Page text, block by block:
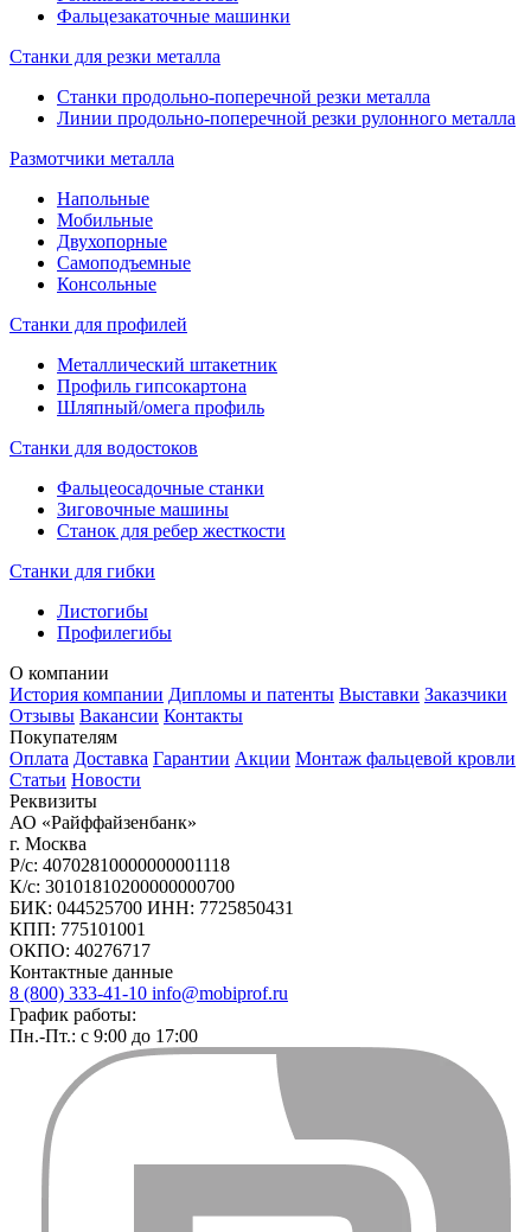
Фальцезакаточные машинки
Станки для резки металла
Станки продольно-поперечной резки металла
Линии продольно-поперечной резки рулонного металла
Размотчики металла
Напольные
Мобильные
Двухопорные
Самоподъемные
Консольные
Станки для профилей
Металлический штакетник
Профиль гипсокартона
Шляпный/омега профиль
Станки для водостоков
Фальцеосадочные станки
Зиговочные машины
Станок для ребер жесткости
Станки для гибки
Листогибы
Профилегибы
О компании
История компании Дипломы и патенты Выставки Заказчики
Отзывы Вакансии Контакты
Покупателям
Оплата Доставка Гарантии Акции Монтаж фальцевой кровли
Статьи Новости
Реквизиты
АО «Райффайзенбанк»
г. Москва
Р/с: 40702810000000001118
К/с: 30101810200000000700
БИК: 044525700 ИНН: 7725850431
КПП: 775101001
ОКПО: 40276717
Контактные данные
8 (800) 333-41-10 info@mobiprof.ru
График работы:
Пн.-Пт.: с 9:00 до 17:00